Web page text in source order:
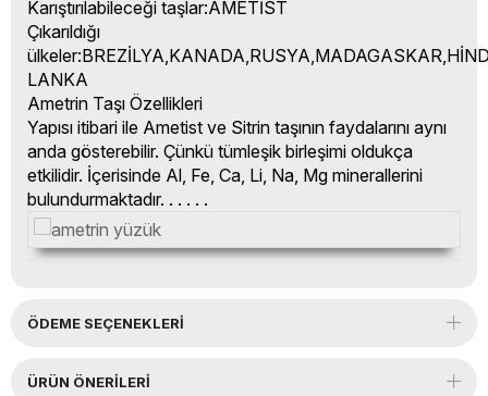
Karıştırılabileceği taşlar:AMETİST
Çıkarıldığı
LANKA
Ametrin Taşı Özellikleri
Yapısı itibari ile Ametist ve Sitrin taşının faydalarını aynı
anda gösterebilir. Çünkü tümleşik birleşimi oldukça
etkilidir. İçerisinde Al, Fe, Ca, Li, Na, Mg minerallerini
bulundurmaktadır. . . . . .
ÖDEME SEÇENEKLERI
ÜRÜN ÖNERILERI